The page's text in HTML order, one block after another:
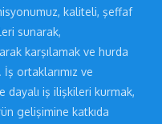
kaliteli, şeffaf
sunarak,
karşılamak ve hurda
ortaklarımız ve
dayalı iş ilişkileri kurmak,
gelişimine katkıda